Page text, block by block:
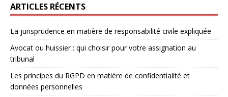
ARTICLES RÉCENTS
La jurisprudence en matière de responsabilité civile expliquée
Avocat ou huissier : qui choisir pour votre assignation au
tribunal
Les principes du RGPD en matière de confidentialité et
données personnelles